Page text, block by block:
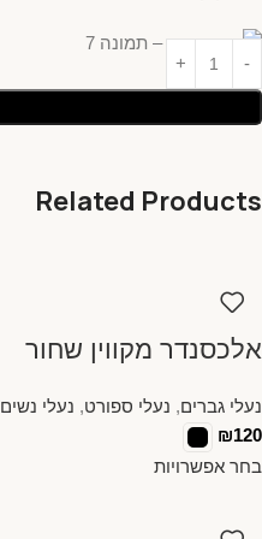
Related Products
אלכסנדר מקווין שחור
נעלי גברים, נעלי ספורט, נעלי נשים
₪120
בחר אפשרויות